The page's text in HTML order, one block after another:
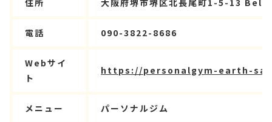
電話 090-3822-8686
Webサイ
ト
https://personalgym-earth-
メニュー パーソナルジム